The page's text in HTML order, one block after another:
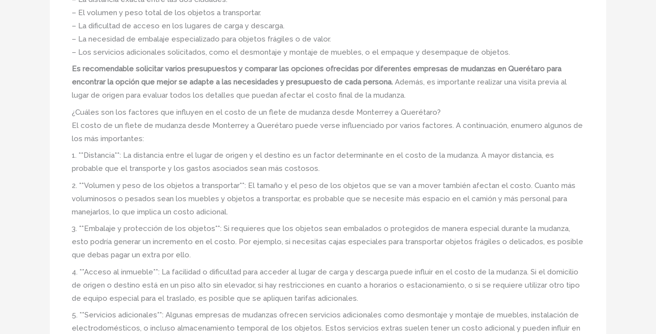
– El volumen y peso total de los objetos a transportar.
– La dificultad de acceso en los lugares de carga y descarga.
– La necesidad de embalaje especializado para objetos frágiles o de valor.
– Los servicios adicionales solicitados, como el desmontaje y montaje de muebles, o el empaque y desempaque de objetos.
Es recomendable solicitar varios presupuestos y comparar las opciones ofrecidas por diferentes empresas de mudanzas en Querétaro para
encontrar la opción que mejor se adapte a las necesidades y presupuesto de cada persona. Además, es importante realizar una visita previa al
lugar de origen para evaluar todos los detalles que puedan afectar el costo final de la mudanza.
¿Cuáles son los factores que influyen en el costo de un flete de mudanza desde Monterrey a Querétaro?
El costo de un flete de mudanza desde Monterrey a Querétaro puede verse influenciado por varios factores. A continuación, enumero algunos de
los más importantes:
1. **Distancia**: La distancia entre el lugar de origen y el destino es un factor determinante en el costo de la mudanza. A mayor distancia, es
probable que el transporte y los gastos asociados sean más costosos.
2. **Volumen y peso de los objetos a transportar**: El tamaño y el peso de los objetos que se van a mover también afectan el costo. Cuanto más
voluminosos o pesados sean los muebles y objetos a transportar, es probable que se necesite más espacio en el camión y más personal para
manejarlos, lo que implica un costo adicional.
3. **Embalaje y protección de los objetos**: Si requieres que los objetos sean embalados o protegidos de manera especial durante la mudanza,
esto podría generar un incremento en el costo. Por ejemplo, si necesitas cajas especiales para transportar objetos frágiles o delicados, es posible
que debas pagar un extra por ello.
4. **Acceso al inmueble**: La facilidad o dificultad para acceder al lugar de carga y descarga puede influir en el costo de la mudanza. Si el domicilio
de origen o destino está en un piso alto sin elevador, si hay restricciones en cuanto a horarios o estacionamiento, o si se requiere utilizar otro tipo
de equipo especial para el traslado, es posible que se apliquen tarifas adicionales.
5. **Servicios adicionales**: Algunas empresas de mudanzas ofrecen servicios adicionales como desmontaje y montaje de muebles, instalación de
electrodomésticos, o incluso almacenamiento temporal de los objetos. Estos servicios extras suelen tener un costo adicional y pueden influir en